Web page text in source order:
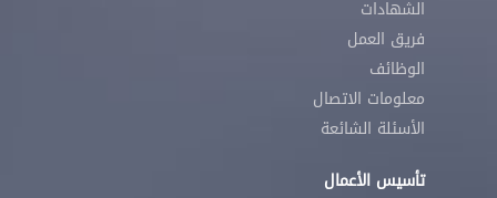
الشهادات
فريق العمل
الوظائف
معلومات الاتصال
الأسئلة الشائعة
تأسيس الأعمال